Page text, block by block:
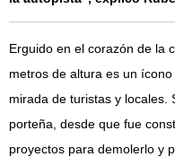
Erguido en el corazón de la
metros de altura es un
mirada de turistas y locales.
porteña, desde que fue
proyectos para demolerlo y